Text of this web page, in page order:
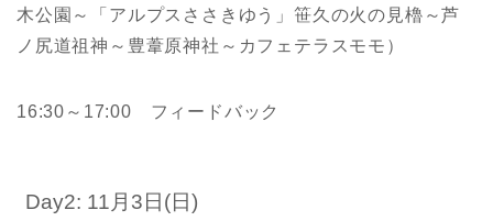
木公園～「アルプスささきゆう」笹久の火の見櫓～芦
ノ尻道祖神～豊葦原神社～カフェテラスモモ）
16:30～17:00 フィードバック
Day2: 11月3日(日)